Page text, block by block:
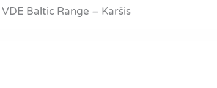
VDE Baltic Range – Karšis